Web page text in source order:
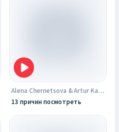
Alena Chernetsova & Artur Kazakbaev
13 причин посмотреть